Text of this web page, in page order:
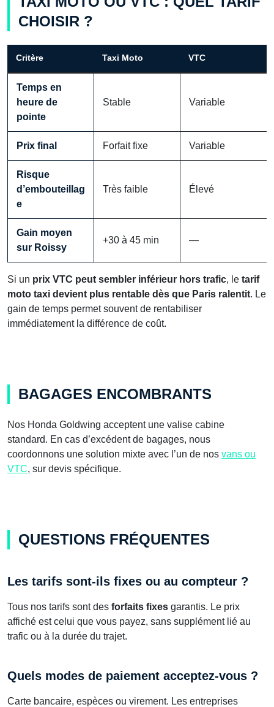
CHOISIR ?
Critère Taxi Moto VTC
Temps en
heure de
pointe
Stable Variable
Prix final Forfait fixe Variable
Risque
d’embouteillag
e
Très faible Élevé
Gain moyen
sur Roissy
+30 à 45 min —
Si un prix VTC peut sembler inférieur hors trafic, le tarif
moto taxi devient plus rentable dès que Paris ralentit. Le
gain de temps permet souvent de rentabiliser
immédiatement la différence de coût.
BAGAGES ENCOMBRANTS
Nos Honda Goldwing acceptent une valise cabine
standard. En cas d’excédent de bagages, nous
coordonnons une solution mixte avec l’un de nos vans ou
VTC, sur devis spécifique.
QUESTIONS FRÉQUENTES
Les tarifs sont-ils fixes ou au compteur ?
Tous nos tarifs sont des forfaits fixes garantis. Le prix
affiché est celui que vous payez, sans supplément lié au
trafic ou à la durée du trajet.
Quels modes de paiement acceptez-vous ?
Carte bancaire, espèces ou virement. Les entreprises